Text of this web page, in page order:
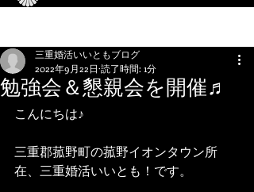
勉強会＆懇親会を開催♬
三重婚活いいともブログ
2022年9月22日 読了時間: 1分
こんにちは♪
三重郡菰野町の菰野イオンタウン所
在、三重婚活いいとも！です。